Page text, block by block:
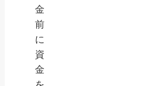
金
前
に
資
金